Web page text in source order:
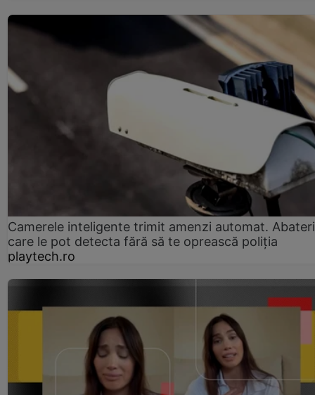
Camerele inteligente trimit amenzi automat.
care le pot detecta fără să te oprească poliția
playtech.ro